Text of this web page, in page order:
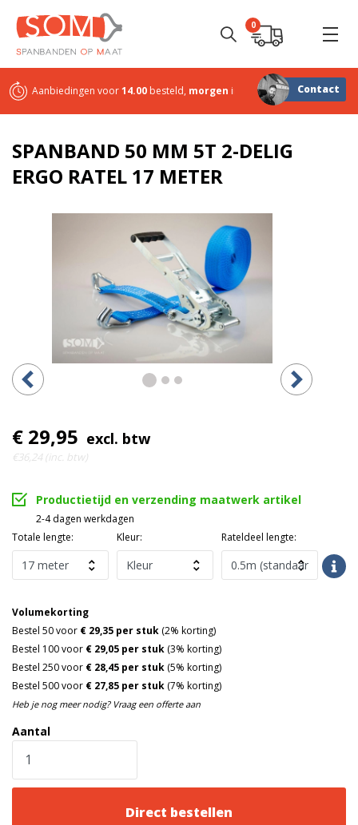
0
Aanbiedingen voor14.00 besteld, morgen in huisSterk in maatwerk
Contact
SPANBAND 50 MM 5T 2-DELIG
ERGO RATEL 17 METER
€ 29,95 excl. btw
€36,24 (inc. btw)
Productietijd en verzending maatwerk artikel
2-4 dagen werkdagen
Totale lengte:
Kleur: Rateldeel lengte:
Aantal
Volumekorting
Bestel 50 voor € 29,35 per stuk (2% korting)
Bestel 100 voor € 29,05 per stuk (3% korting)
Bestel 250 voor € 28,45 per stuk (5% korting)
Bestel 500 voor € 27,85 per stuk (7% korting)
Heb je nog meer nodig? Vraag een offerte aan
Direct bestellen